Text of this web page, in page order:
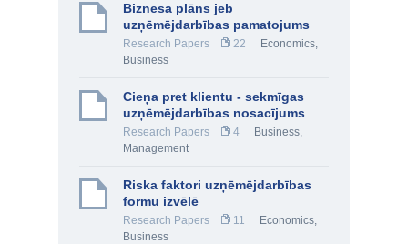
Biznesa plāns jeb
uzņēmējdarbības pamatojums
Research Papers 22 Economics,
Business
Cieņa pret klientu - sekmīgas
uzņēmējdarbības nosacījums
Research Papers 4 Business,
Management
Riska faktori uzņēmējdarbības
formu izvēlē
Research Papers 11 Economics,
Business